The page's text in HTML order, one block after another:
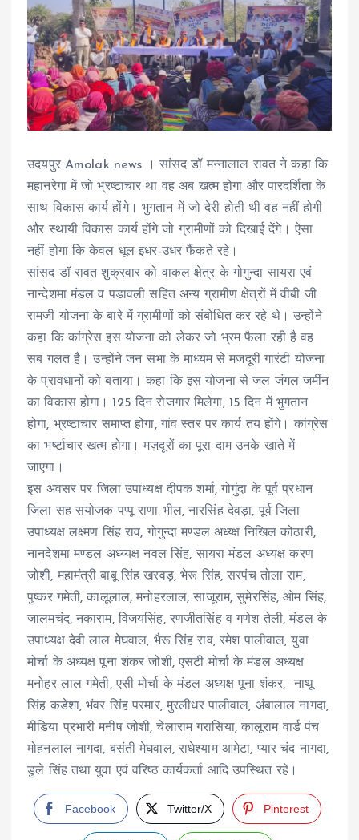
उदयपुर Amolak news । सांसद डॉ मन्नालाल रावत ने कहा कि
महानरेगा में जो भ्रष्टाचार था वह अब खत्म होगा और पारदर्शिता के
साथ विकास कार्य होंगे। भुगतान में जो देरी होती थी वह नहीं होगी
और स्थायी विकास कार्य होंगे जो ग्रामीणों को दिखाई देंगे। ऐसा
नहीं होगा कि केवल धूल इधर-उधर फैंकते रहे।
सांसद डॉ रावत शुक्रवार को वाकल क्षेत्र के गोगुन्दा सायरा एवं
नान्देशमा मंडल व पडावली सहित अन्य ग्रामीण क्षेत्रों में वीबी जी
रामजी योजना के बारे में ग्रामीणों को संबोधित कर रहे थे। उन्होंने
कहा कि कांग्रेस इस योजना को लेकर जो भ्रम फैला रही है वह
सब गलत है। उन्होंने जन सभा के माध्यम से मजदूरी गारंटी योजना
के प्रावधानों को बताया। कहा कि इस योजना से जल जंगल जमींन
का विकास होगा। 125 दिन रोजगार मिलेगा, 15 दिन में भुगतान
होगा, भ्रष्टाचार समाप्त होगा, गांव स्तर पर कार्य तय होंगे। कांग्रेस
का भर्ष्टाचार खत्म होगा। मज़दूरों का पूरा दाम उनके खाते में
जाएगा।
इस अवसर पर जिला उपाध्यक्ष दीपक शर्मा, गोगुंदा के पूर्व प्रधान
जिला सह सयोजक पप्पू राणा भील, नारसिंह देवड़ा, पूर्व जिला
उपाध्यक्ष लक्ष्मण सिंह राव, गोगुन्दा मण्डल अध्य्क्ष निखिल कोठारी,
नानदेशमा मण्डल अध्य्यक्ष नवल सिंह, सायरा मंडल अध्यक्ष करण
जोशी, महामंत्री बाबू सिंह खरवड़, भेरू सिंह, सरपंच तोला राम,
पुष्कर गमेती, कालूलाल, मनोहरलाल, साजूराम, सुमेरसिंह, ओम सिंह,
जालमचंद, नकाराम, विजयसिंह, रणजीतसिंह व गणेश तेली, मंडल के
उपाध्यक्ष देवी लाल मेघवाल, भैरू सिंह राव, रमेश पालीवाल, युवा
मोर्चा के अध्यक्ष पूना शंकर जोशी, एसटी मोर्चा के मंडल अध्यक्ष
मनोहर लाल गमेती, एसी मोर्चा के मंडल अध्यक्ष पूना शंकर, नाथू
सिंह कडेशा, भंवर सिंह परमार, मुरलीधर पालीवाल, अंबालाल नागदा,
मीडिया प्रभारी मनीष जोशी, चेलाराम गरासिया, कालूराम वार्ड पंच
मोहनलाल नागदा, बसंती मेघवाल, राधेश्याम आमेटा, प्यार चंद नागदा,
डुले सिंह तथा युवा एवं वरिष्ठ कार्यकर्ता आदि उपस्थित रहे।
Facebook Twitter/X Pinterest